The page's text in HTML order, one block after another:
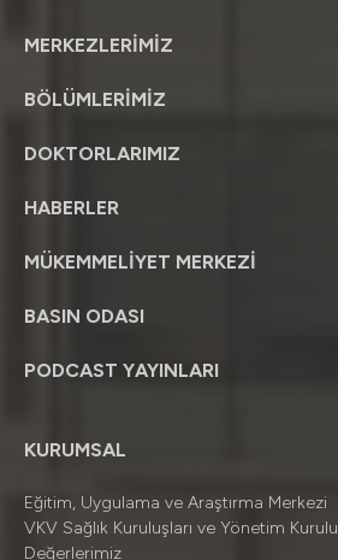
MERKEZLERİMİZ
BÖLÜMLERİMİZ
DOKTORLARIMIZ
HABERLER
MÜKEMMELİYET MERKEZİ
BASIN ODASI
PODCAST YAYINLARI
KURUMSAL
Eğitim, Uygulama ve Araştırma Merkezi
VKV Sağlık Kuruluşları ve Yönetim Kurulu
Değerlerimiz